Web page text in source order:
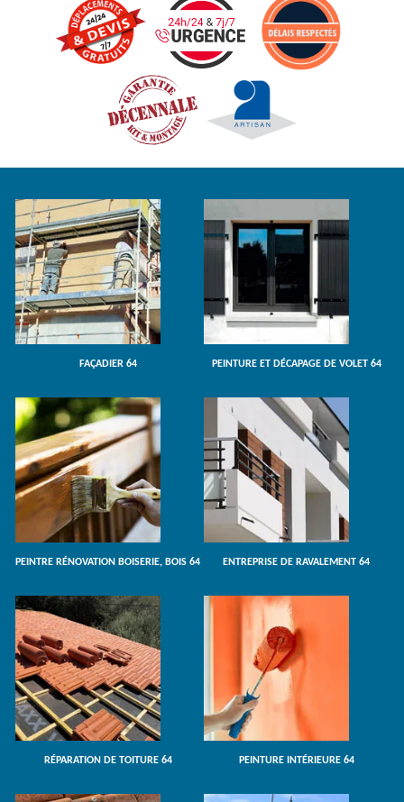
FAÇADIER 64 PEINTURE ET DÉCAPAGE DE VOLET 64
PEINTRE RÉNOVATION BOISERIE, BOIS 64 ENTREPRISE DE RAVALEMENT 64
RÉPARATION DE TOITURE 64 PEINTURE INTÉRIEURE 64